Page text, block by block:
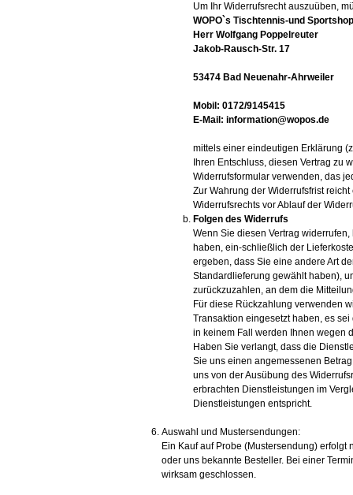
Um Ihr Widerrufsrecht auszuüben,
WOPO`s Tischtennis-und Sportshop
Herr Wolfgang Poppelreuter
Jakob-Rausch-Str. 17
53474 Bad Neuenahr-Ahrweiler
Mobil: 0172/9145415
E-Mail: information@wopos.de
mittels einer eindeutigen Erklärung
Ihren Entschluss, diesen Vertrag zu
Widerrufsformular verwenden, das
Zur Wahrung der Widerrufsfrist
Widerrufsrechts vor Ablauf der
Folgen des Widerrufs
Wenn Sie diesen Vertrag
haben, ein-schließlich der
ergeben, dass Sie eine andere Art
Standardlieferung gewählt haben),
zurückzuzahlen, an dem die
Für diese Rückzahlung verwenden
Transaktion eingesetzt haben, es
in keinem Fall werden Ihnen wegen
Haben Sie verlangt, dass die
Sie uns einen angemessenen
uns von der Ausübung des
erbrachten Dienstleistungen im
Dienstleistungen entspricht.
Auswahl und Mustersendungen:
Ein Kauf auf Probe (Mustersendung)
oder uns bekannte Besteller. Bei einer
wirksam geschlossen.